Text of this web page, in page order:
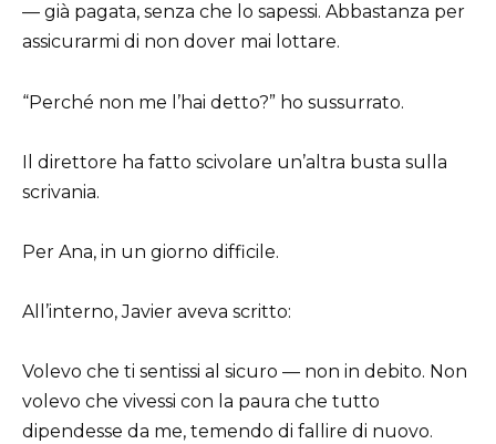
— già pagata, senza che lo sapessi. Abbastanza per
assicurarmi di non dover mai lottare.
“Perché non me l’hai detto?” ho sussurrato.
Il direttore ha fatto scivolare un’altra busta sulla
scrivania.
Per Ana, in un giorno difficile.
All’interno, Javier aveva scritto:
Volevo che ti sentissi al sicuro — non in debito. Non
volevo che vivessi con la paura che tutto
dipendesse da me, temendo di fallire di nuovo.